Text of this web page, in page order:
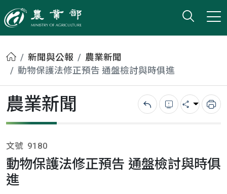
農業部
打開
小版
首頁新聞與公報
農業新聞
動物保護法修正預告 通盤檢討與時俱進
農業新聞 回上一頁錯誤回報
分享 列
文號 9180
動物保護法修正預告 通盤檢討與時俱
進